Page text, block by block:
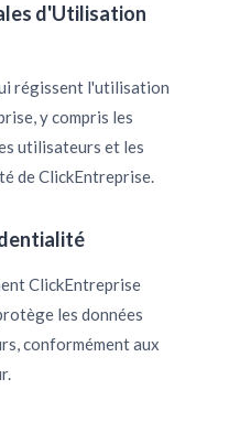
d'Utilisation
régissent l'utilisation
y compris les
utilisateurs et les
de ClickEntreprise.
ClickEntreprise
les données
conformément aux